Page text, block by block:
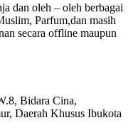
dan oleh – oleh berbagai
Parfum,dan masih
secara offline maupun
Bidara Cina,
Daerah Khusus Ibukota